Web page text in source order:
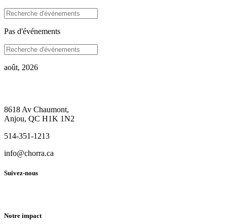
Pas d'événements
août, 2026
8618 Av Chaumont,
Anjou, QC H1K 1N2
514-351-1213
info@chorra.ca
Suivez-nous
Notre impact